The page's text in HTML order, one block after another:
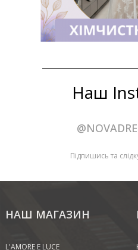
Наш
Підпишись та
НАШ МАГАЗИН
L'AMORE E LUCE